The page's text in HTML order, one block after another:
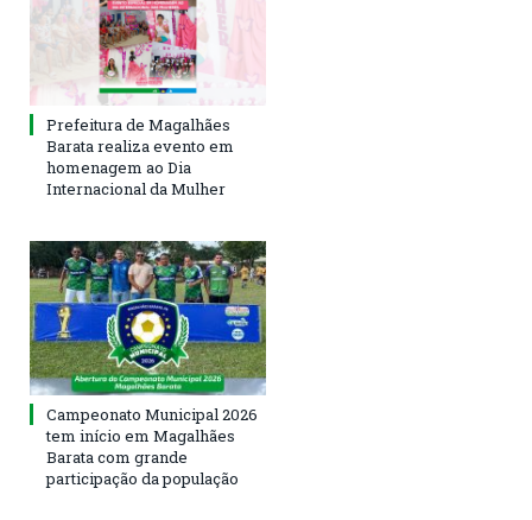
Prefeitura de Magalhães
Barata realiza evento em
homenagem ao Dia
Internacional da Mulher
Campeonato Municipal 2026
tem início em Magalhães
Barata com grande
participação da população